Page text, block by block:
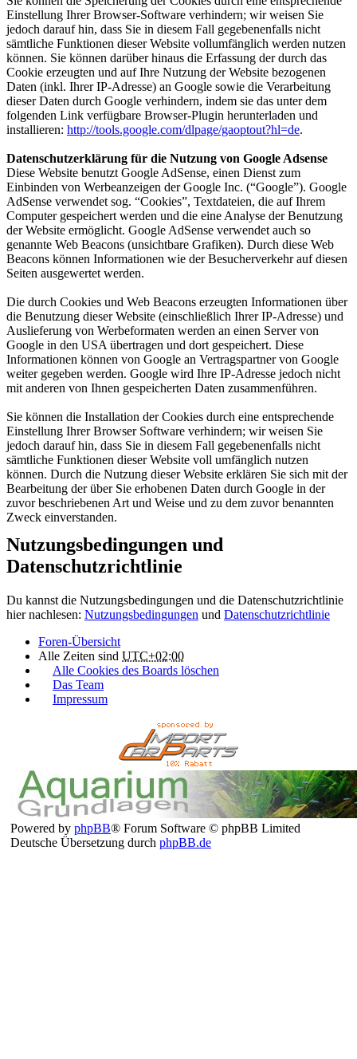
Einstellung Ihrer Browser-Software verhindern; wir weisen Sie
jedoch darauf hin, dass Sie in diesem Fall gegebenenfalls nicht
sämtliche Funktionen dieser Website vollumfänglich werden nutzen
können. Sie können darüber hinaus die Erfassung der durch das
Cookie erzeugten und auf Ihre Nutzung der Website bezogenen
Daten (inkl. Ihrer IP-Adresse) an Google sowie die Verarbeitung
dieser Daten durch Google verhindern, indem sie das unter dem
folgenden Link verfügbare Browser-Plugin herunterladen und
installieren: http://tools.google.com/dlpage/gaoptout?hl=de.
Datenschutzerklärung für die Nutzung von Google Adsense
Diese Website benutzt Google AdSense, einen Dienst zum
Einbinden von Werbeanzeigen der Google Inc. (“Google”). Google
AdSense verwendet sog. “Cookies”, Textdateien, die auf Ihrem
Computer gespeichert werden und die eine Analyse der Benutzung
der Website ermöglicht. Google AdSense verwendet auch so
genannte Web Beacons (unsichtbare Grafiken). Durch diese Web
Beacons können Informationen wie der Besucherverkehr auf diesen
Seiten ausgewertet werden.
Die durch Cookies und Web Beacons erzeugten Informationen über
die Benutzung dieser Website (einschließlich Ihrer IP-Adresse) und
Auslieferung von Werbeformaten werden an einen Server von
Google in den USA übertragen und dort gespeichert. Diese
Informationen können von Google an Vertragspartner von Google
weiter gegeben werden. Google wird Ihre IP-Adresse jedoch nicht
mit anderen von Ihnen gespeicherten Daten zusammenführen.
Sie können die Installation der Cookies durch eine entsprechende
Einstellung Ihrer Browser Software verhindern; wir weisen Sie
jedoch darauf hin, dass Sie in diesem Fall gegebenenfalls nicht
sämtliche Funktionen dieser Website voll umfänglich nutzen
können. Durch die Nutzung dieser Website erklären Sie sich mit der
Bearbeitung der über Sie erhobenen Daten durch Google in der
zuvor beschriebenen Art und Weise und zu dem zuvor benannten
Zweck einverstanden.
Nutzungsbedingungen und
Datenschutzrichtlinie
Du kannst die Nutzungsbedingungen und die Datenschutzrichtlinie
hier nachlesen: Nutzungsbedingungen und Datenschutzrichtlinie
Foren-Übersicht
Alle Zeiten sind UTC+02:00
Alle Cookies des Boards löschen
Das Team
Impressum
Powered by phpBB® Forum Software © phpBB Limited
Deutsche Übersetzung durch phpBB.de